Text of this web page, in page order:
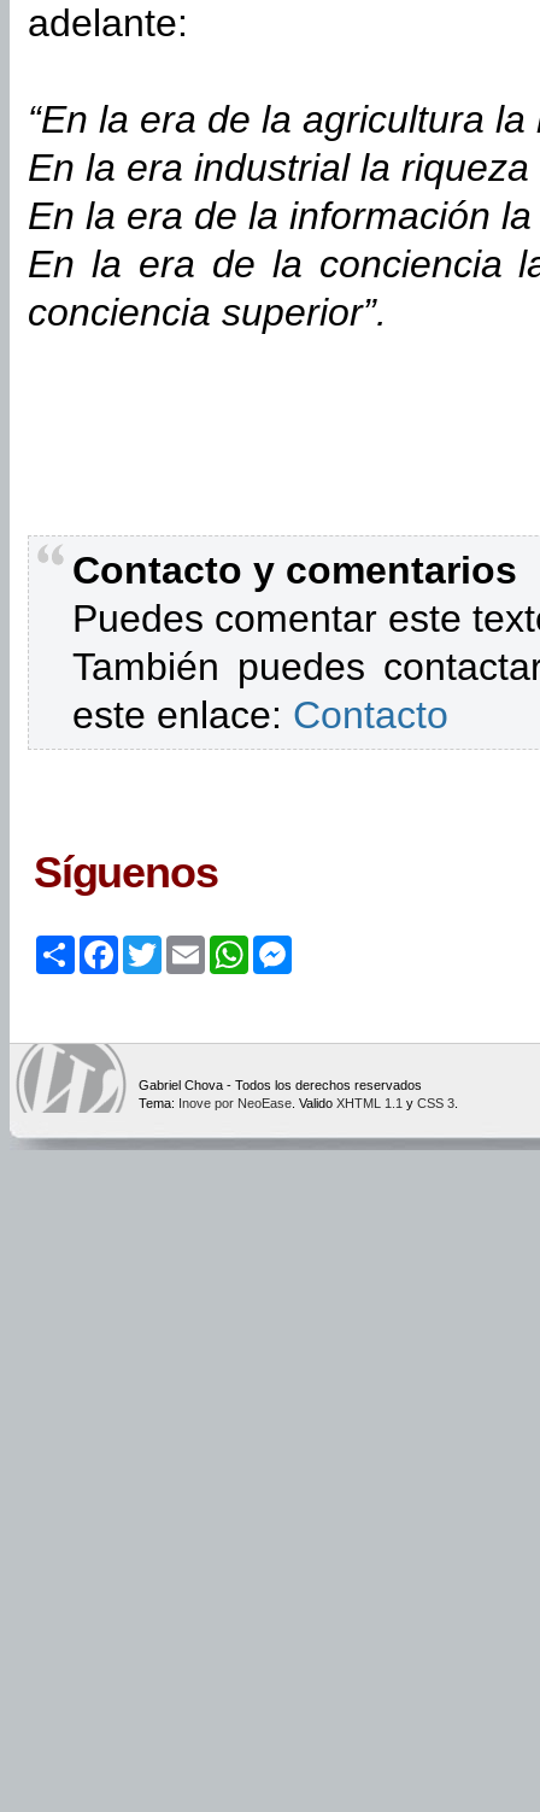
adelante:
“En la era de la agricultura
En la era industrial la
En la era de la información
En la era de la conciencia
conciencia superior”.
Contacto y comentarios
Puedes comentar este
También puedes
este enlace: Contacto
Síguenos
ShareFacebook
TwitterEmailWhatsApp
Gabriel Chova - Todos los derechos reservados
Tema: Inove por NeoEase . Valido XHTML 1.1 y CSS 3